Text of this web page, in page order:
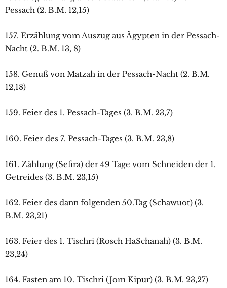
Pessach (2. B.M. 12,15)
157. Erzählung vom Auszug aus Ägypten in der Pessach-
Nacht (2. B.M. 13, 8)
158. Genuß von Matzah in der Pessach-Nacht (2. B.M.
12,18)
159. Feier des 1. Pessach-Tages (3. B.M. 23,7)
160. Feier des 7. Pessach-Tages (3. B.M. 23,8)
161. Zählung (Sefira) der 49 Tage vom Schneiden der 1.
Getreides (3. B.M. 23,15)
162. Feier des dann folgenden 50.Tag (Schawuot) (3.
B.M. 23,21)
163. Feier des 1. Tischri (Rosch HaSchanah) (3. B.M.
23,24)
164. Fasten am 10. Tischri (Jom Kipur) (3. B.M. 23,27)